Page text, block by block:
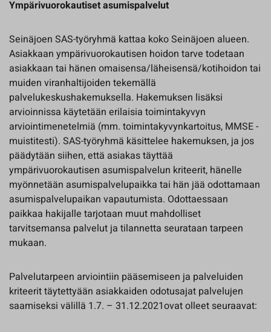
Ympärivuorokautiset asumispalvelut
Seinäjoen SAS-työryhmä kattaa koko Seinäjoen alueen.
Asiakkaan ympärivuorokautisen hoidon tarve todetaan
asiakkaan tai hänen omaisensa/läheisensä/kotihoidon tai
muiden viranhaltijoiden tekemällä
palvelukeskushakemuksella. Hakemuksen lisäksi
arvioinnissa käytetään erilaisia toimintakyvyn
arviointimenetelmiä (mm. toimintakyvynkartoitus, MMSE -
muistitesti). SAS-työryhmä käsittelee hakemuksen, ja jos
päädytään siihen, että asiakas täyttää
ympärivuorokautisen asumispalvelun kriteerit, hänelle
myönnetään asumispalvelupaikka tai hän jää odottamaan
asumispalvelupaikan vapautumista. Odottaessaan
paikkaa hakijalle tarjotaan muut mahdolliset
tarvitsemansa palvelut ja tilannetta seurataan tarpeen
mukaan.
Palvelutarpeen arviointiin pääsemiseen ja palveluiden
kriteerit täytettyään asiakkaiden odotusajat palvelujen
saamiseksi välillä 1.7. – 31.12.2021ovat olleet seuraavat: